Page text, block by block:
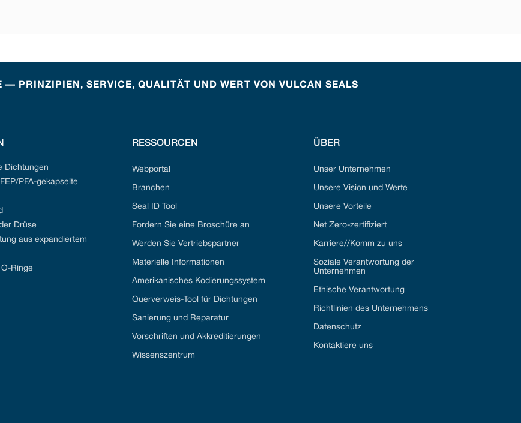
— PRINZIPIEN, SERVICE, QUALITÄT UND WERT VON VULCAN SEALS
Dichtungen
PFA-gekapselte
Drüse
aus expandiertem
Ringe
RESSOURCEN
Webportal
Branchen
Seal ID Tool
Fordern Sie eine Broschüre an
Werden Sie Vertriebspartner
Materielle Informationen
Amerikanisches Kodierungssystem
Querverweis-Tool für Dichtungen
Sanierung und Reparatur
Vorschriften und Akkreditierungen
Wissenszentrum
ÜBER
Unser Unternehmen
Unsere Vision und Werte
Unsere Vorteile
Net Zero-zertifiziert
Karriere//Komm zu uns
Soziale Verantwortung der
Unternehmen
Ethische Verantwortung
Richtlinien des Unternehmens
Datenschutz
Kontaktiere uns